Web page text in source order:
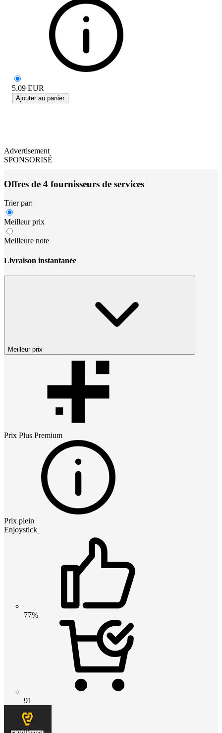
5.09 EUR
Ajouter au panier
Advertisement
SPONSORISÉ
Offres de 4 fournisseurs de services
Trier par:
Meilleur prix
Meilleure note
Livraison instantanée
Meilleur prix
Prix Plus Premium
Prix plein
Enjoystick_
77%
91